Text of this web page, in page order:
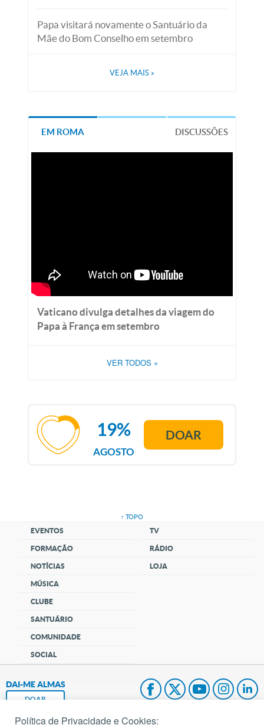
Papa visitará novamente o Santuário da
Mãe do Bom Conselho em setembro
VEJA MAIS »
EM ROMA DISCUSSÕES
Vaticano divulga detalhes da viagem do
Papa à França em setembro
VER TODOS »
AGOSTO
19% DOAR
↑ TOPO
EVENTOS
FORMAÇÃO
NOTÍCIAS
MÚSICA
CLUBE
SANTUÁRIO
COMUNIDADE
SOCIAL
TV
RÁDIO
LOJA
DAI-ME ALMAS
DOAR
Política de Privacidade e Cookies: